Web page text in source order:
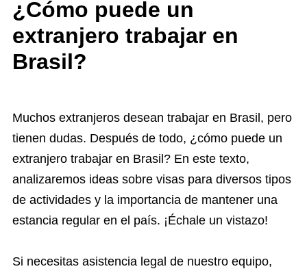
¿Cómo puede un
extranjero trabajar en
Brasil?
Muchos extranjeros desean trabajar en Brasil, pero
tienen dudas. Después de todo, ¿cómo puede un
extranjero trabajar en Brasil? En este texto,
analizaremos ideas sobre visas para diversos tipos
de actividades y la importancia de mantener una
estancia regular en el país. ¡Échale un vistazo!
Si necesitas asistencia legal de nuestro equipo,